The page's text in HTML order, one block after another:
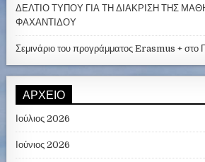
ΔΕΛΤΙΟ ΤΥΠΟΥ ΓΙΑ ΤΗ ΔΙΑΚΡΙΣΗ ΤΗΣ
ΦΑΧΑΝΤΙΔΟΥ
Σεμινάριο του προγράμματος Erasmus + στο
ΑΡΧΕΊΟ
Ιούλιος 2026
Ιούνιος 2026